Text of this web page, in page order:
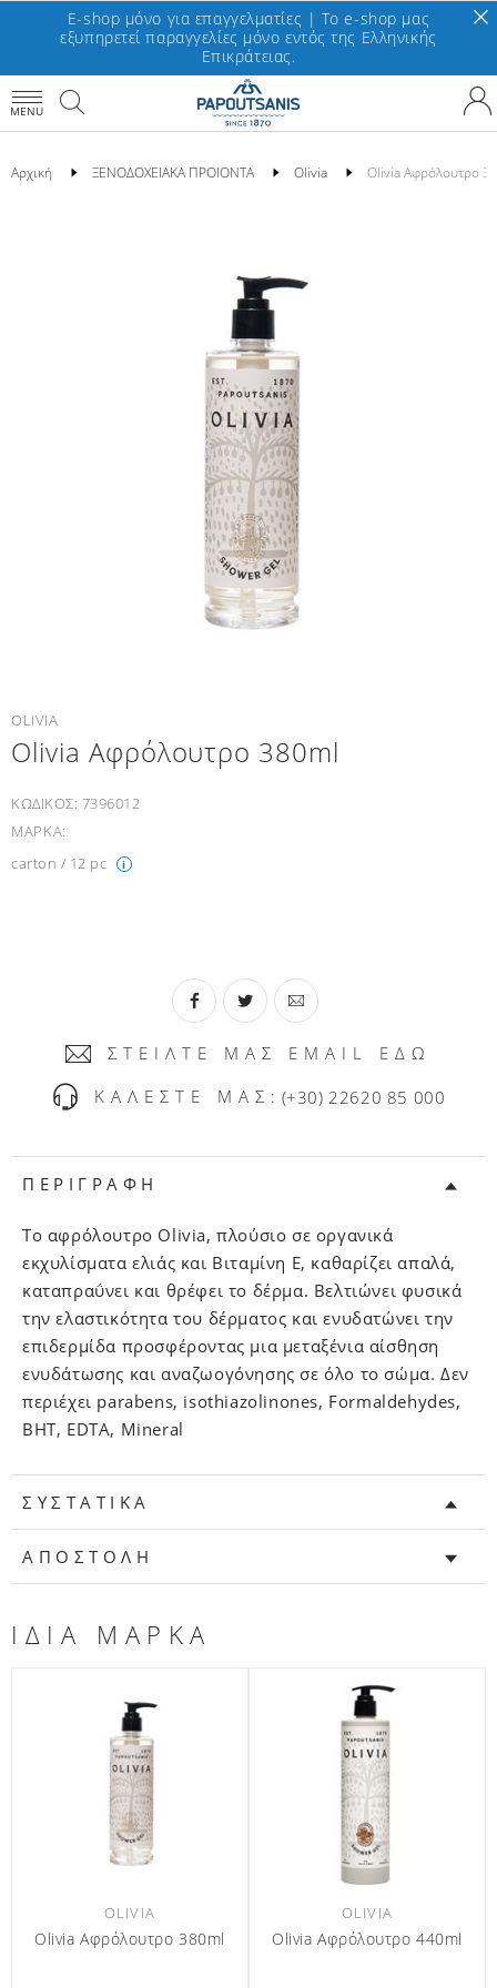
E-shop μόνο για επαγγελματίες | To e-shop μας
εξυπηρετεί παραγγελίες μόνο εντός της Ελληνικής
Επικράτειας.
MENU
Αρχική ΞΕΝΟΔΟΧΕΙΑΚΑ ΠΡΟΙΟΝΤΑ Olivia Olivia Αφρόλουτρο
OLIVIA
Olivia Αφρόλουτρο 380ml
ΚΩΔΙΚΟΣ: 7396012
ΜΑΡΚΑ:
carton / 12 pc
i
ΣΤΕΙΛΤΕ ΜΑΣ EMAIL ΕΔΩ
ΚΑΛΕΣΤΕ ΜΑΣ: (+30) 22620 85 000
ΠΕΡΙΓΡΑΦΗ
Το αφρόλουτρο Olivia, πλούσιο σε οργανικά
εκχυλίσματα ελιάς και Βιταμίνη Ε, καθαρίζει απαλά,
καταπραΰνει και θρέφει το δέρμα. Βελτιώνει φυσικά
την ελαστικότητα του δέρματος και ενυδατώνει την
επιδερμίδα προσφέροντας μια μεταξένια αίσθηση
ενυδάτωσης και αναζωογόνησης σε όλο το σώμα. Δεν
περιέχει parabens, isothiazolinones, Formaldehydes,
BHT, EDTA, Mineral
ΣΥΣΤΑΤΙΚΑ
ΑΠΟΣΤΟΛΗ
ΙΔΙΑ ΜΑΡΚΑ
OLIVIA
Αφρόλουτρο 440ml
OLIVIA
Olivia Κρέμα σώματος 380ml